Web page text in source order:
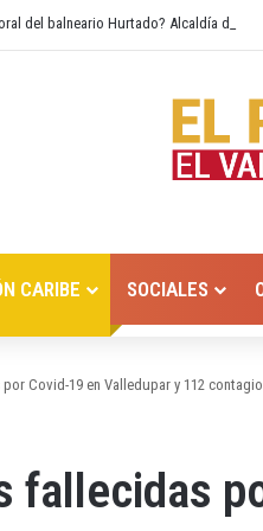
del balneario Hurtado? Alcaldía de
CARIBE SOCIALES
Covid-19 en Valledupar y 112
fallecidas